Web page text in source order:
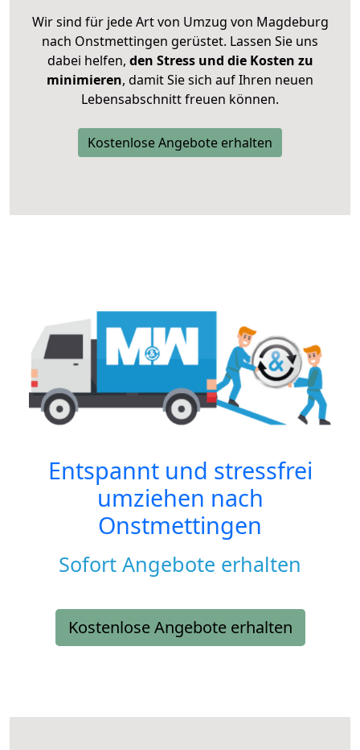
Wir sind für jede Art von Umzug von Magdeburg
nach Onstmettingen gerüstet. Lassen Sie uns
dabei helfen, den Stress und die Kosten zu
minimieren, damit Sie sich auf Ihren neuen
Lebensabschnitt freuen können.
Kostenlose Angebote erhalten
Entspannt und stressfrei
umziehen nach
Onstmettingen
Sofort Angebote erhalten
Kostenlose Angebote erhalten